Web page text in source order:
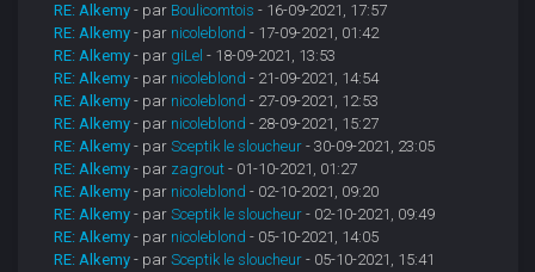
RE: Alkemy - par Boulicomtois - 16-09-2021, 17:57
RE: Alkemy - par nicoleblond - 17-09-2021, 01:42
RE: Alkemy - par giLel - 18-09-2021, 13:53
RE: Alkemy - par nicoleblond - 21-09-2021, 14:54
RE: Alkemy - par nicoleblond - 27-09-2021, 12:53
RE: Alkemy - par nicoleblond - 28-09-2021, 15:27
RE: Alkemy - parSceptik le sloucheur - 30-09-2021, 23:05
RE: Alkemy - par zagrout - 01-10-2021, 01:27
RE: Alkemy - par nicoleblond - 02-10-2021, 09:20
RE: Alkemy - parSceptik le sloucheur - 02-10-2021, 09:49
RE: Alkemy - par nicoleblond - 05-10-2021, 14:05
RE: Alkemy - parSceptik le sloucheur - 05-10-2021, 15:41